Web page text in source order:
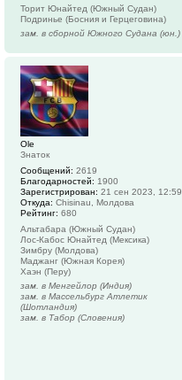
Торит Юнайтед (Южный Судан)
Подринье (Босния и Герцеговина)
зам. в сборной Южного Судана (юн.)
Ole
Знаток
Сообщений: 2619
Благодарностей: 1900
Зарегистрирован: 21 сен 2023, 12:59
Откуда: Chisinau, Молдова
Рейтинг: 680
Альтабара (Южный Судан)
Лос-Кабос Юнайтед (Мексика)
Зимбру (Молдова)
Маджанг (Южная Корея)
Хаэн (Перу)
зам. в Менгейлор (Индия)
зам. в Массельбург Атлетик
(Шотландия)
зам. в Табор (Словения)